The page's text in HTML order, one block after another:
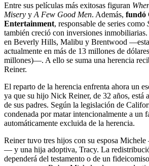
Entre sus películas más exitosas figuran
Misery y A Few Good Men. Además, fundó
Entertainment, responsable de series como
también creció con inversiones
en Beverly Hills, Malibu y Brentwood
actualmente en más de 13 millones de
millones)—. A ello se suma una herencia
Reiner.
El reparto de la herencia enfrenta ahora un
ya que su hijo Nick Reiner, de 32 años, está
de sus padres. Según la legislación de
condenada por matar intencionalmente a un
automáticamente excluida de la herencia.
Reiner tuvo tres hijos con su esposa
— y una hija adoptiva, Tracy. La
dependerá del testamento o de un